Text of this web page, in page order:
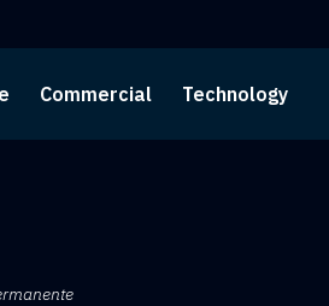
Commercial Technology